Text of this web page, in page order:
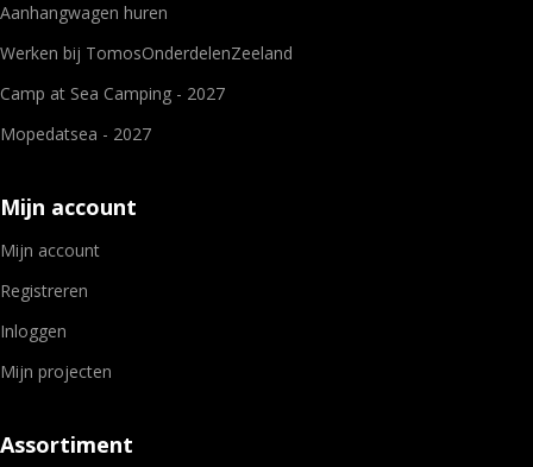
Aanhangwagen huren
Werken bij TomosOnderdelenZeeland
Camp at Sea Camping - 2027
Mopedatsea - 2027
Mijn account
Mijn account
Registreren
Inloggen
Mijn projecten
Assortiment